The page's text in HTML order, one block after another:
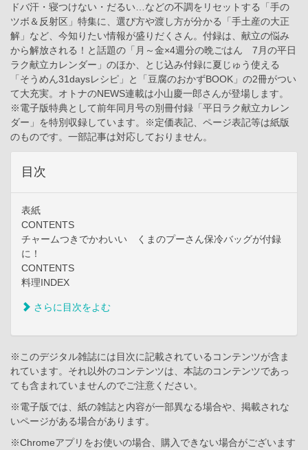
ドバ汗・寝つけない・だるい…などの不調をリセットする「手の
ツボ＆反射区」特集に、選び方や渡し方が分かる「手土産の大正
解」など、今知りたい情報が盛りだくさん。付録は、献立の悩み
から解放される！と話題の「月～金×4週分の晩ごはん 7月の平日
ラク献立カレンダー」のほか、とじ込み付録に夏じゅう使える
「そうめん31daysレシピ」と「豆腐のおかずBOOK」の2冊がつい
て大充実。オトナのNEWS連載は小山慶一郎さんが登場します。
※電子版特典として前年同月号の別冊付録「平日ラク献立カレン
ダー」を特別収録しています。※定価表記、ページ表記等は紙版
のものです。一部記事は対応しておりません。
目次
表紙
CONTENTS
チャームつきでかわいい くまのプーさん保冷バッグが付録
に！
CONTENTS
料理INDEX
さらに目次をよむ
※このデジタル雑誌には目次に記載されているコンテンツが含ま
れています。それ以外のコンテンツは、本誌のコンテンツであっ
ても含まれていませんのでご注意ください。
※電子版では、紙の雑誌と内容が一部異なる場合や、掲載されな
いページがある場合があります。
※Chromeアプリをお使いの場合、購入できない場合がございます